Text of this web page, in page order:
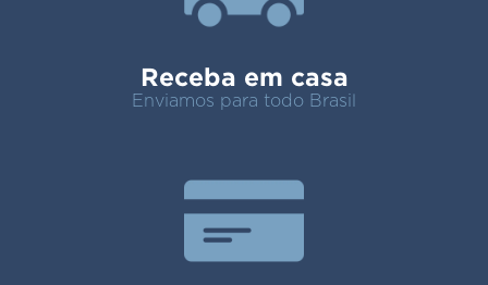
Receba em casa
Enviamos para todo Brasil